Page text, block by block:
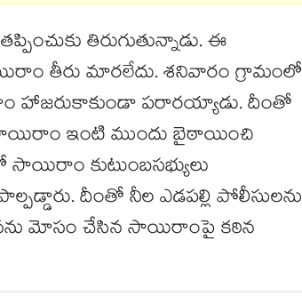
తిరుగుతున్నాడు. ఈ
తీరు మారలేదు. శనివారం గ్రామంలో
పరారయ్యాడు. దీంతో
సాయిరాం ఇంటి ముందు బైఠాయించి
సాయిరాం కుటుంబసభ్యులు
దీంతో నీల ఎడపల్లి పోలీసులను
మోసం చేసిన సాయిరాంపై కఠిన